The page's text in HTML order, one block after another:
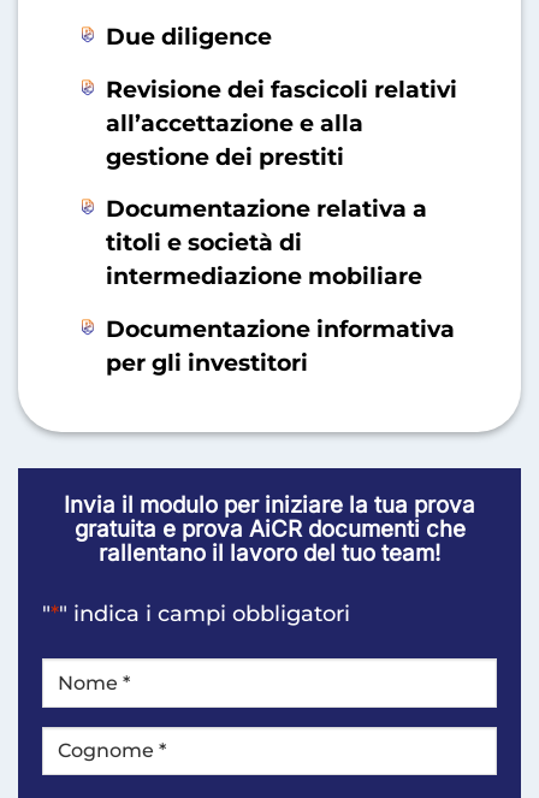
Due diligence
Revisione dei fascicoli relativi
all’accettazione e alla
gestione dei prestiti
Documentazione relativa a
titoli e società di
intermediazione mobiliare
Documentazione informativa
per gli investitori
Invia il modulo per iniziare la tua prova
gratuita e prova AiCR documenti che
rallentano il lavoro del tuo team!
"*" indica i campi obbligatori
NOME*
primo